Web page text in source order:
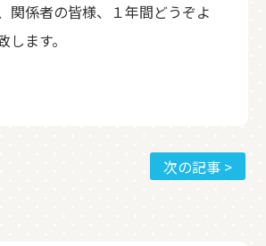
関係者の皆様、１年間どうぞよ
ます。
次の記事 >